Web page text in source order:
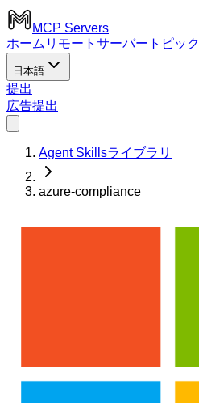
MCP Servers
ホーム リモートサーバー トピック
日本語
提出
広告提出
Agent Skillsライブラリ
azure-compliance